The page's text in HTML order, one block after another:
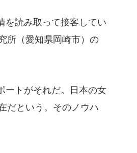
を読み取って接客してい
所（愛知県岡崎市）の
ートがそれだ。日本の女
だという。そのノウハ